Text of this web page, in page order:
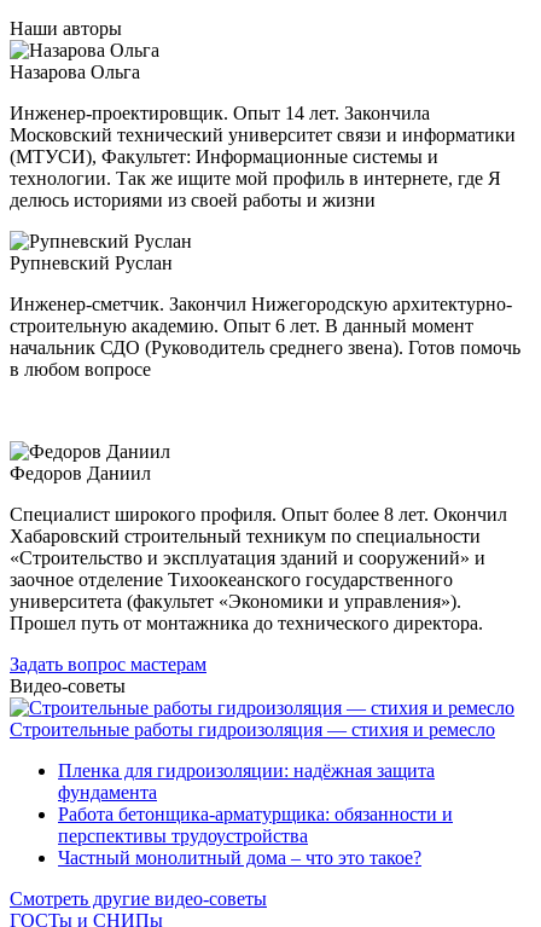
Наши авторы
Назарова Ольга
Инженер-проектировщик. Опыт 14 лет. Закончила
Московский технический университет связи и информатики
(МТУСИ), Факультет: Информационные системы и
технологии. Так же ищите мой профиль в интернете, где Я
делюсь историями из своей работы и жизни
Рупневский Руслан
Инженер-сметчик. Закончил Нижегородскую архитектурно-
строительную академию. Опыт 6 лет. В данный момент
начальник СДО (Руководитель среднего звена). Готов помочь
в любом вопросе
Федоров Даниил
Специалист широкого профиля. Опыт более 8 лет. Окончил
Хабаровский строительный техникум по специальности
«Строительство и эксплуатация зданий и сооружений» и
заочное отделение Тихоокеанского государственного
университета (факультет «Экономики и управления»).
Прошел путь от монтажника до технического директора.
Задать вопрос мастерам
Видео-советы
Строительные работы гидроизоляция — стихия и ремесло
Пленка для гидроизоляции: надёжная защита
фундамента
Работа бетонщика-арматурщика: обязанности и
перспективы трудоустройства
Частный монолитный дома – что это такое?
Смотреть другие видео-советы
ГОСТы и СНИПы